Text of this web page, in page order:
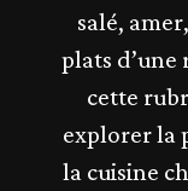
salé,
plats d’une
cette
explorer la
la cuisine